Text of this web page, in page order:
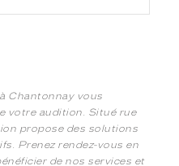
Chantonnay vous
votre audition. Situé rue
propose des solutions
Prenez rendez-vous en
de nos services et